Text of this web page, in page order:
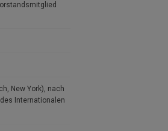
New York), nach
Internationalen